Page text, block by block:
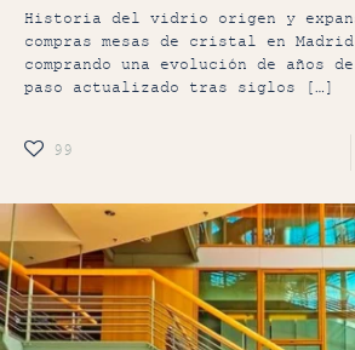
Historia del vidrio origen y
compras mesas de cristal en
comprando una evolución de años
paso actualizado tras siglos […]
99